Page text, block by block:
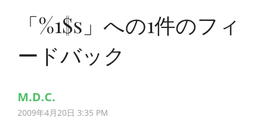
「%1$s」への1件のフィ
ードバック
M.d.c.
ん
2009年4月20日 3:35 PM